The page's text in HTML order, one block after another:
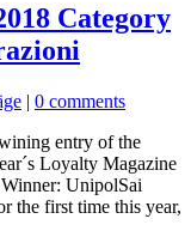
Category
| 0 comments
entry of the
Loyalty Magazine
UnipolSai
the first time this year,